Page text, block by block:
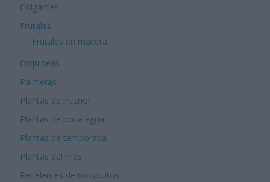
Colgantes
Frutales
Frutales en maceta
Orquídeas
Palmeras
Plantas de interior
Plantas de poca agua
Plantas de temporada
Plantas del mes
Repelentes de mosquitos